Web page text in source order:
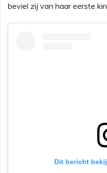
beviel zij van haar eerste
Dit bericht